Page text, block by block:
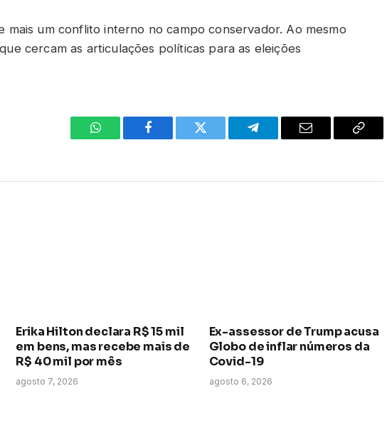
mais um conflito interno no campo conservador. Ao mesmo
cercam as articulações políticas para as eleições
WhatsAppFacebook Twitter TelegramaE-
Copiar
Erika Hilton declara R$ 15 mil
em bens, mas recebe mais de
R$ 40 mil por mês
agosto 7, 2026
Ex-assessor de Trump acusa
Globo de inflar números da
Covid-19
agosto 6, 2026